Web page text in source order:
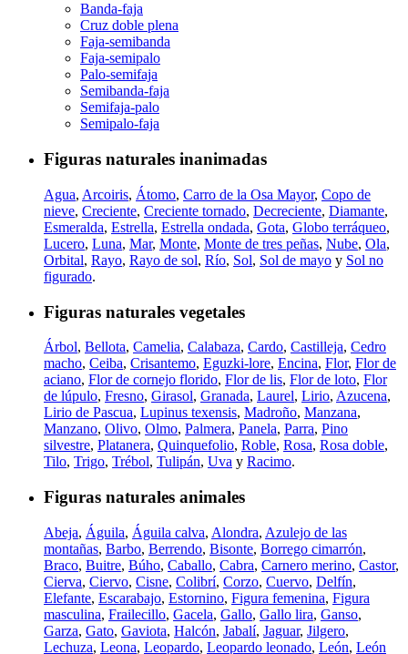
Banda-faja
Cruz doble plena
Faja-semibanda
Faja-semipalo
Palo-semifaja
Semibanda-faja
Semifaja-palo
Semipalo-faja
Figuras naturales inanimadas
Agua, Arcoiris, Átomo, Carro de la Osa Mayor, Copo de
nieve, Creciente, Creciente tornado, Decreciente, Diamante,
Esmeralda, Estrella, Estrella ondada, Gota, Globo terráqueo,
Lucero, Luna, Mar, Monte, Monte de tres peñas, Nube, Ola,
Orbital, Rayo, Rayo de sol, Río, Sol, Sol de mayo y Sol no
figurado.
Figuras naturales vegetales
Árbol, Bellota, Camelia, Calabaza, Cardo, Castilleja, Cedro
macho, Ceiba, Crisantemo, Eguzki-lore, Encina, Flor, Flor de
aciano, Flor de cornejo florido, Flor de lis, Flor de loto, Flor
de lúpulo, Fresno, Girasol, Granada, Laurel, Lirio, Azucena,
Lirio de Pascua, Lupinus texensis, Madroño, Manzana,
Manzano, Olivo, Olmo, Palmera, Panela, Parra, Pino
silvestre, Platanera, Quinquefolio, Roble, Rosa, Rosa doble,
Tilo, Trigo, Trébol, Tulipán, Uva y Racimo.
Figuras naturales animales
Abeja, Águila, Águila calva, Alondra, Azulejo de las
montañas, Barbo, Berrendo, Bisonte, Borrego cimarrón,
Braco, Buitre, Búho, Caballo, Cabra, Carnero merino, Castor,
Cierva, Ciervo, Cisne, Colibrí, Corzo, Cuervo, Delfín,
Elefante, Escarabajo, Estornino, Figura femenina, Figura
masculina, Frailecillo, Gacela, Gallo, Gallo lira, Ganso,
Garza, Gato, Gaviota, Halcón, Jabalí, Jaguar, Jilgero,
Lechuza, Leona, Leopardo, Leopardo leonado, León, León